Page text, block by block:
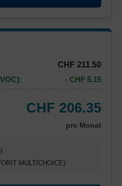
CHF 211.50
- CHF 5.15
CHF 206.35
pro Monat
MULTICHOICE)